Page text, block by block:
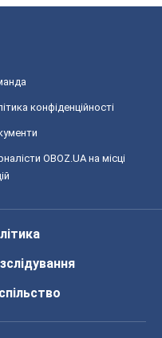
конфіденційності
OBOZ.UA на місці